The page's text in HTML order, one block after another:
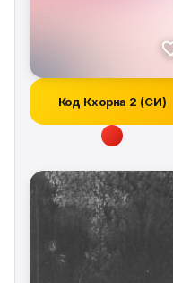
Код Кхорна 2 (СИ)